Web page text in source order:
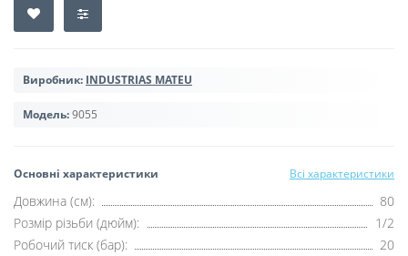
Виробник: INDUSTRIAS MATEU
Модель:9055
Основні характеристики Всі характеристики
Довжина (см):
80
Розмір різьби (дюйм):
1/2
Робочий тиск (бар):
20